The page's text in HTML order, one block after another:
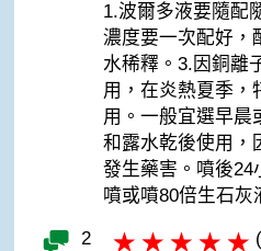
1.波爾多液要隨配
濃度要一次配好，
水稀釋。3.因銅離
用，在炎熱夏季，
用。一般宜選早晨
和露水乾後使用，
發生藥害。噴後24
噴或噴80倍生石灰
2